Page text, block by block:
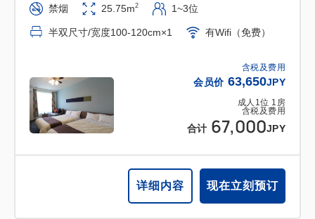
含税及费用
会员价 63,650JPY
成人 1位 1 房
含税及费用
合计 67,000JPY
禁烟 25.75m2 1~3位
半双尺寸/宽度100-120cm×1 有Wifi（免费）
详细内容 现在立刻预订